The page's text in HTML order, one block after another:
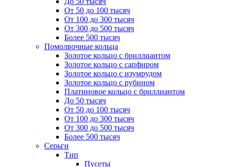
От 50 до 100 тысяч
От 100 до 300 тысяч
От 300 до 500 тысяч
Более 500 тысяч
Помолвочные кольца
Золотое кольцо с бриллиантом
Золотое кольцо с сапфиром
Золотое кольцо с изумрудом
Золотое кольцо с рубином
Платиновое кольцо с бриллиантом
До 50 тысяч
От 50 до 100 тысяч
От 100 до 300 тысяч
От 300 до 500 тысяч
Более 500 тысяч
Серьги
Тип
Пусеты